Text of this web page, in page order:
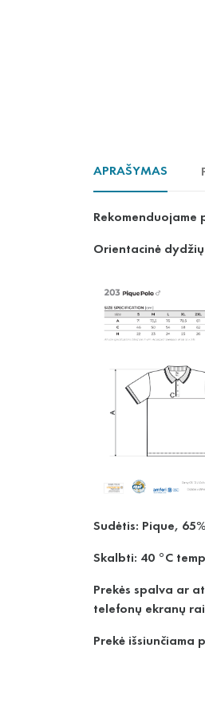
APRAŠYMAS
Orientacinė
Sudėtis: Pique,
Skalbti: 40 °C
Prekės spalva ar
telefonų ekranų
Prekė išsiunčiama